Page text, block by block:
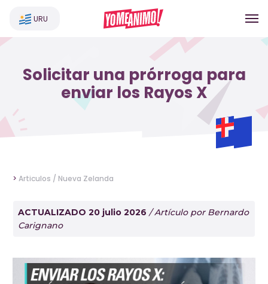
URU
Solicitar una prórroga para
enviar los Rayos X
> Articulos / Nueva Zelanda
ACTUALIZADO 20 julio 2026 / Artículo por Bernardo
Carignano